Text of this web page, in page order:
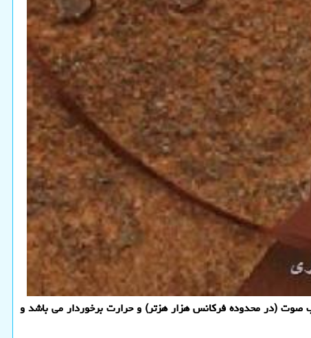
(در محدوده فركانس هزار هزتر) و حرارت برخوردار می باشد و